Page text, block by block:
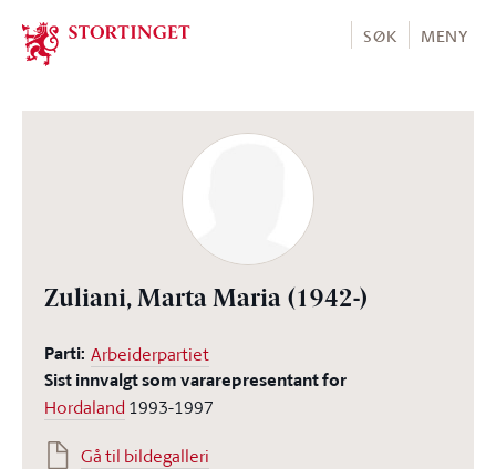
Stortinget.no
SØK MENY
Zuliani, Marta Maria (1942-)
Parti: Arbeiderpartiet
Sist innvalgt som vararepresentant for
Hordaland 1993-1997
Gå til bildegalleri